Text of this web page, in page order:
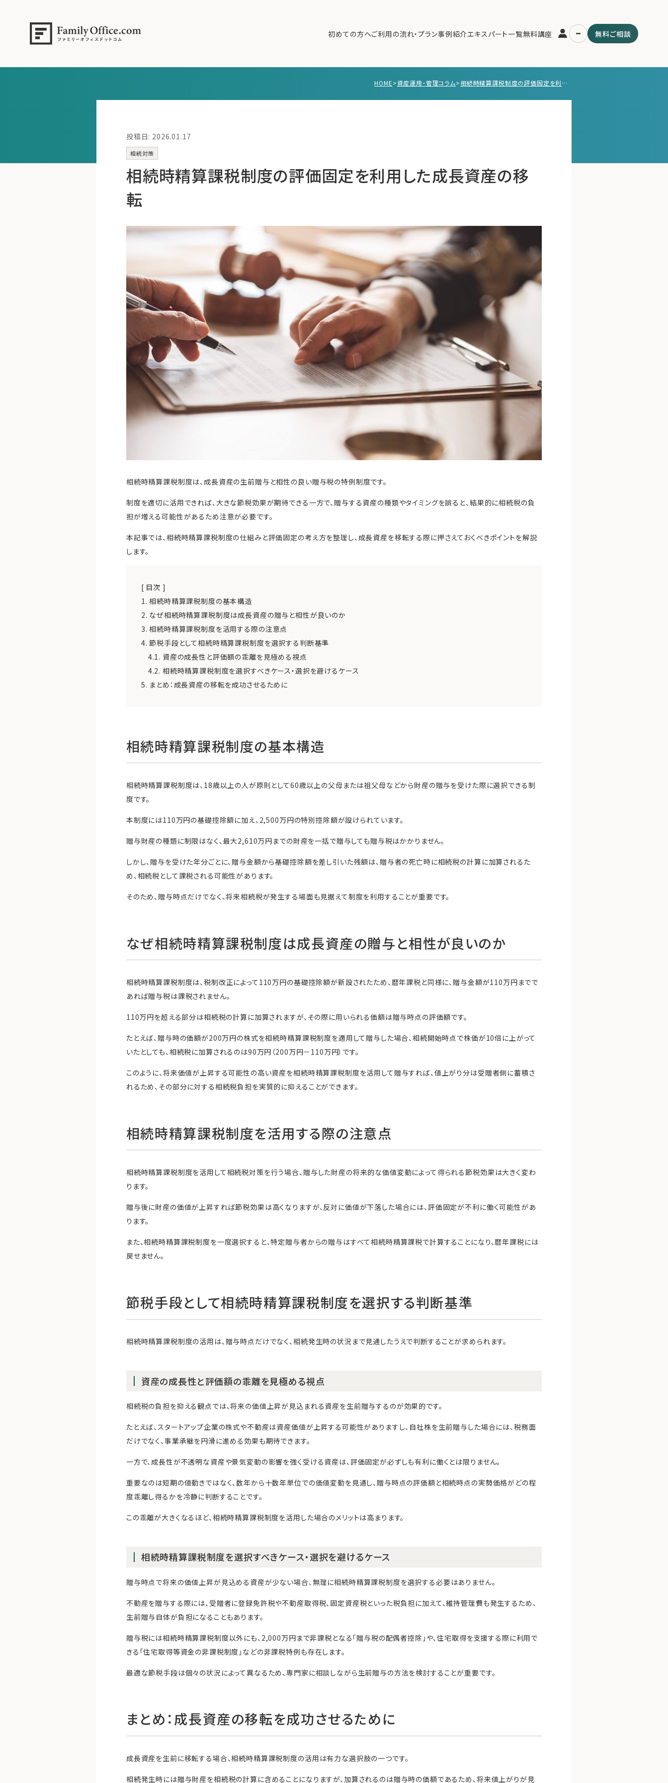
初めての方へご利用の流れ・プラン事例紹介エキスパート一覧無料講座 無料ご相談
HOME>資産運用・管理コラム> 相続時精算課税制度の評価固定を利用した成長資産の移転
投稿日: 2026.01.17
相続対策
相続時精算課税制度の評価固定を利用した成長資産の移
転
相続時精算課税制度は、成長資産の生前贈与と相性の良い贈与税の特例制度です。
制度を適切に活用できれば、大きな節税効果が期待できる一方で、贈与する資産の種類やタイミングを誤ると、結果的に相続税の負
担が増える可能性があるため注意が必要です。
本記事では、相続時精算課税制度の仕組みと評価固定の考え方を整理し、成長資産を移転する際に押さえておくべきポイントを解説
します。
[ 目次 ]
1. 相続時精算課税制度の基本構造
2. なぜ相続時精算課税制度は成長資産の贈与と相性が良いのか
3. 相続時精算課税制度を活用する際の注意点
4. 節税手段として相続時精算課税制度を選択する判断基準
4.1. 資産の成長性と評価額の乖離を見極める視点
4.2. 相続時精算課税制度を選択すべきケース・選択を避けるケース
5. まとめ：成長資産の移転を成功させるために
相続時精算課税制度の基本構造
相続時精算課税制度は、18歳以上の人が原則として60歳以上の父母または祖父母などから財産の贈与を受けた際に選択できる制
度です。
本制度には110万円の基礎控除額に加え、2,500万円の特別控除額が設けられています。
贈与財産の種類に制限はなく、最大2,610万円までの財産を一括で贈与しても贈与税はかかりません。
しかし、贈与を受けた年分ごとに、贈与金額から基礎控除額を差し引いた残額は、贈与者の死亡時に相続税の計算に加算されるた
め、相続税として課税される可能性があります。
そのため、贈与時点だけでなく、将来相続税が発生する場面も見据えて制度を利用することが重要です。
なぜ相続時精算課税制度は成長資産の贈与と相性が良いのか
相続時精算課税制度は、税制改正によって110万円の基礎控除額が新設されたため、暦年課税と同様に、贈与金額が110万円までで
あれば贈与税は課税されません。
110万円を超える部分は相続税の計算に加算されますが、その際に用いられる価額は贈与時点の評価額です。
たとえば、贈与時の価額が200万円の株式を相続時精算課税制度を適用して贈与した場合、相続開始時点で株価が10倍に上がって
いたとしても、相続税に加算されるのは90万円（200万円－110万円）です。
このように、将来価値が上昇する可能性の高い資産を相続時精算課税制度を活用して贈与すれば、値上がり分は受贈者側に蓄積さ
れるため、その部分に対する相続税負担を実質的に抑えることができます。
相続時精算課税制度を活用する際の注意点
相続時精算課税制度を活用して相続税対策を行う場合、贈与した財産の将来的な価値変動によって得られる節税効果は大きく変わ
ります。
贈与後に財産の価値が上昇すれば節税効果は高くなりますが、反対に価値が下落した場合には、評価固定が不利に働く可能性があ
ります。
また、相続時精算課税制度を一度選択すると、特定贈与者からの贈与はすべて相続時精算課税で計算することになり、暦年課税には
戻せません。
節税手段として相続時精算課税制度を選択する判断基準
相続時精算課税制度の活用は、贈与時点だけでなく、相続発生時の状況まで見通したうえで判断することが求められます。
資産の成長性と評価額の乖離を見極める視点
相続税の負担を抑える観点では、将来の価値上昇が見込まれる資産を生前贈与するのが効果的です。
たとえば、スタートアップ企業の株式や不動産は資産価値が上昇する可能性がありますし、自社株を生前贈与した場合には、税務面
だけでなく、事業承継を円滑に進める効果も期待できます。
一方で、成長性が不透明な資産や景気変動の影響を強く受ける資産は、評価固定が必ずしも有利に働くとは限りません。
重要なのは短期の値動きではなく、数年から十数年単位での価値変動を見通し、贈与時点の評価額と相続時点の実勢価格がどの程
度乖離し得るかを冷静に判断することです。
この乖離が大きくなるほど、相続時精算課税制度を活用した場合のメリットは高まります。
相続時精算課税制度を選択すべきケース・選択を避けるケース
贈与時点で将来の価値上昇が見込める資産が少ない場合、無理に相続時精算課税制度を選択する必要はありません。
不動産を贈与する際には、受贈者に登録免許税や不動産取得税、固定資産税といった税負担に加えて、維持管理費も発生するため、
生前贈与自体が負担になることもあります。
贈与税には相続時精算課税制度以外にも、2,000万円まで非課税となる「贈与税の配偶者控除」や、住宅取得を支援する際に利用で
きる「住宅取得等資金の非課税制度」などの非課税特例も存在します。
最適な節税手段は個々の状況によって異なるため、専門家に相談しながら生前贈与の方法を検討することが重要です。
まとめ：成長資産の移転を成功させるために
成長資産を生前に移転する場合、相続時精算課税制度の活用は有力な選択肢の一つです。
相続発生時には贈与財産を相続税の計算に含めることになりますが、加算されるのは贈与時の価額であるため、将来値上がりが見